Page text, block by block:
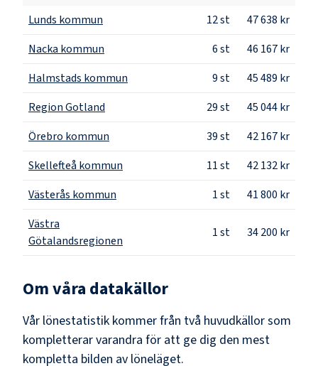
Lunds kommun 12st
47 638 kr
Nacka kommun
6st
46 167 kr
Halmstads kommun
9st
45 489 kr
Region Gotland
29st
45 044 kr
Örebro kommun
39st
42 167 kr
Skellefteå kommun
11st
42 132 kr
Västerås kommun
1st
41 800 kr
Västra
Götalandsregionen
1st 34 200 kr
Om våra datakällor
Vår lönestatistik kommer från två huvudkällor som
kompletterar varandra för att ge dig den mest
kompletta bilden av löneläget.